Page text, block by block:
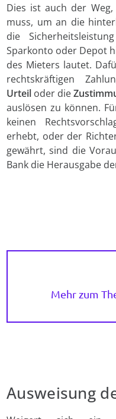
Dies ist auch der
muss, um an die
die
Sparkonto oder Depot
des Mieters lautet.
rechtskräftigen
Urteil oder die
auslösen zu können.
keinen
erhebt, oder der
gewährt, sind die
Bank die Herausgabe
Mehr zum
Ausweisung